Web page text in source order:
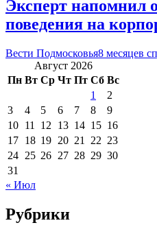
Эксперт напомнил
поведения на
Вести Подмосковья8 месяцев
Август 2026
Пн Вт Ср Чт Пт Сб Вс
1
2
3
4 5 6 7 8
9
10 11 12 13 14 15 16
17 18 19 20 21 22 23
24 25 26 27 28 29 30
31
« Июл
Рубрики